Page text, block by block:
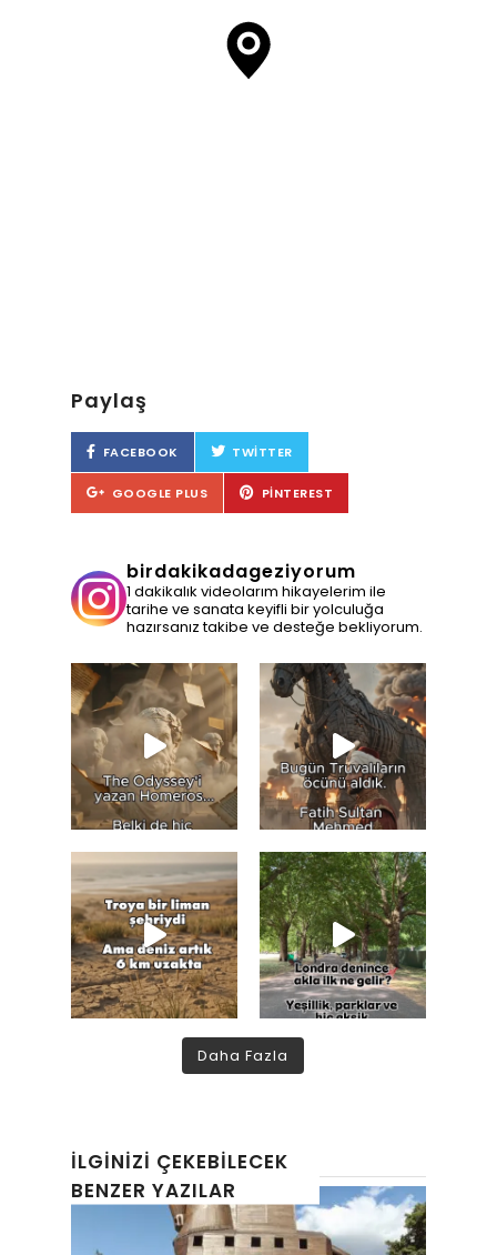
Paylaş
FACEBOOK TWITTER
GOOGLE PLUS PINTEREST
birdakikadageziyorum
1 dakikalık videolarım hikayelerim ile
tarihe ve sanata keyifli bir yolculuğa
hazırsanız takibe ve desteğe bekliyorum.
Daha Fazla
İLGINIZI ÇEKEBILECEK
BENZER YAZILAR